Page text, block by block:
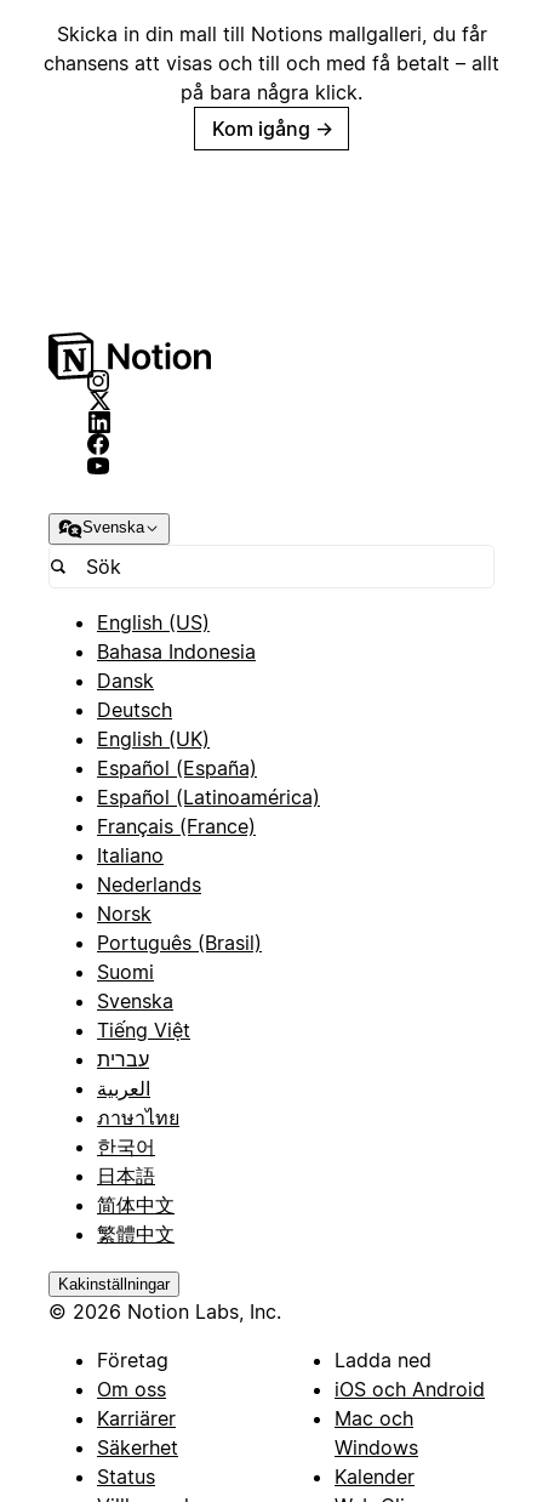
Skicka in din mall till Notions mallgalleri, du får
chansens att visas och till och med få betalt – allt
på bara några klick.
Kom igång →
Svenska
English (US)
Bahasa Indonesia
Dansk
Deutsch
English (UK)
Español (España)
Español (Latinoamérica)
Français (France)
Italiano
Nederlands
Norsk
Português (Brasil)
Suomi
Svenska
Tiếng Việt
עברית
العربية
ภาษาไทย
한국어
日本語
简体中文
繁體中文
Kakinställningar
© 2026 Notion Labs, Inc.
Företag
Om oss
Karriärer
Säkerhet
Status
Ladda ned
iOS och Android
Mac och
Windows
Kalender